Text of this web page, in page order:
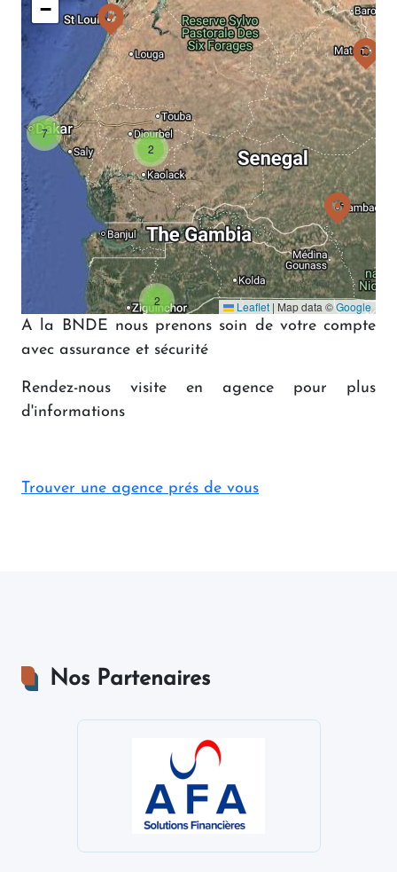
2
2
7
−
Leaflet | Map data ©Google
A la BNDE nous prenons soin de votre compte
avec assurance et sécurité
Rendez-nous visite en agence pour plus
d'informations
Trouver une agence prés de vous
Nos Partenaires